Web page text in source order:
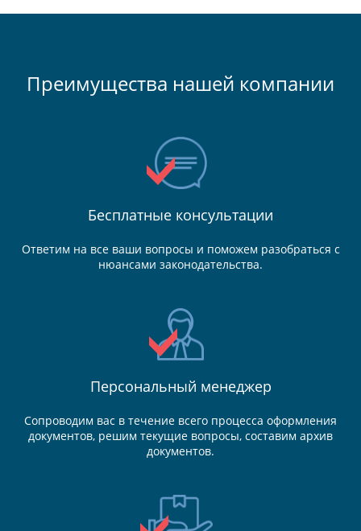
Преимущества нашей компании
Бесплатные консультации
Ответим на все ваши вопросы и поможем разобраться с
нюансами законодательства.
Персональный менеджер
Сопроводим вас в течение всего процесса оформления
документов, решим текущие вопросы, составим архив
документов.